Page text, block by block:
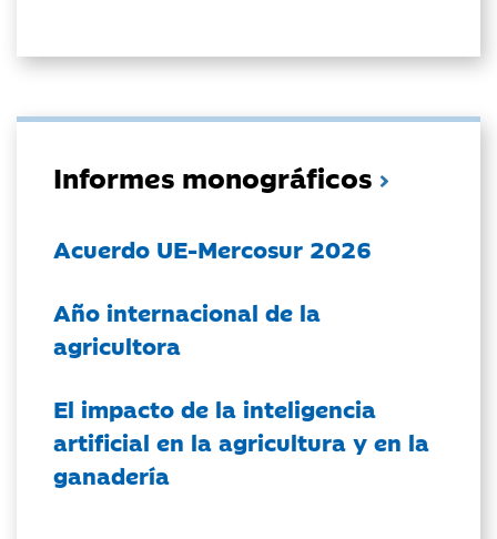
Informes monográficos
Acuerdo UE-Mercosur 2026
Año internacional de la
agricultora
El impacto de la inteligencia
artificial en la agricultura y en la
ganadería